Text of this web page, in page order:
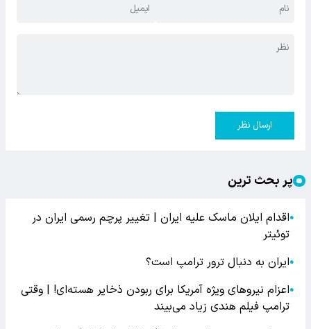
ارسال نظر
پر بحث ترین
●اقدام ایلان ماسک علیه ایران | تغییر پرچم رسمی ایران در
توئیتر
●ایران به دنبال ترور ترامپ است؟
●اعزام نیروهای ویژه آمریکا برای ربودن ذخایر هسته‌ای! | وقتی
ترامپ فیلم هندی زیاد می‌بیند